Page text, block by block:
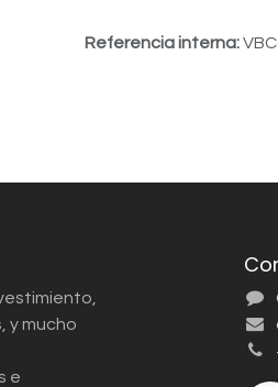
Referencia interna:
y mucho
e